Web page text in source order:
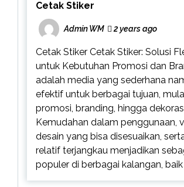
Cetak Stiker
Admin WM 2 years ago
Cetak Stiker Cetak Stiker: Solusi
untuk Kebutuhan Promosi dan
adalah media yang sederhana
efektif untuk berbagai tujuan,
promosi, branding, hingga
Kemudahan dalam penggunaan,
desain yang bisa disesuaikan,
relatif terjangkau menjadikan
populer di berbagai kalangan, baik